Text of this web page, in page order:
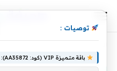
توصيات :
باقة متميزة VIP (كود: AA35872):